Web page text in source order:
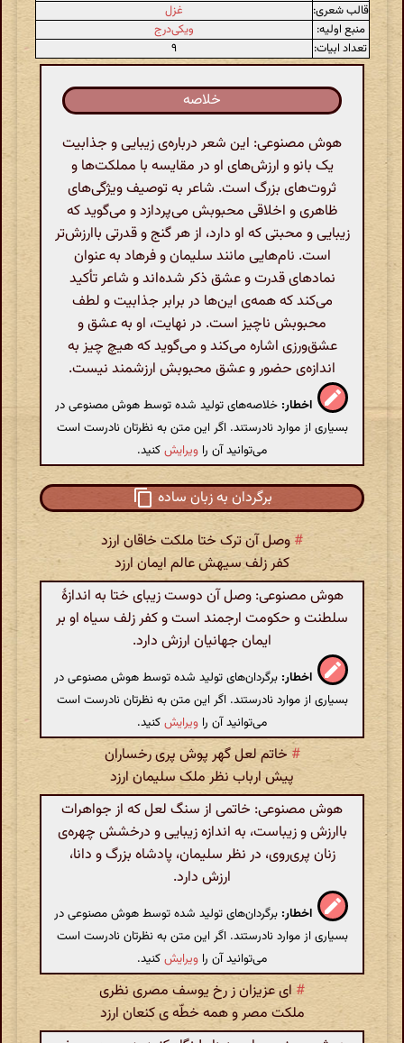
قالب شعری:
غزل
منبع اولیه:
ویکی‌درج
تعداد ابیات:
۹
خلاصه
هوش مصنوعی: این شعر درباره‌ی زیبایی و جذابیت
یک بانو و ارزش‌های او در مقایسه با مملکت‌ها و
ثروت‌های بزرگ است. شاعر به توصیف ویژگی‌های
ظاهری و اخلاقی محبوبش می‌پردازد و می‌گوید که
زیبایی و محبتی که او دارد، از هر گنج و قدرتی باارزش‌تر
است. نام‌هایی مانند سلیمان و فرهاد به عنوان
نمادهای قدرت و عشق ذکر شده‌اند و شاعر تأکید
می‌کند که همه‌ی این‌ها در برابر جذابیت و لطف
محبوبش ناچیز است. در نهایت، او به عشق و
عشق‌ورزی اشاره می‌کند و می‌گوید که هیچ چیز به
اندازه‌ی حضور و عشق محبوبش ارزشمند نیست.
اخطار: خلاصه‌های تولید شده توسط هوش مصنوعی در
بسیاری از موارد نادرستند. اگر این متن به نظرتان نادرست است
می‌توانید آن را ویرایشکنید.
برگردان به زبان ساده
#وصل آن ترک ختا ملکت خاقان ارزد
کفر زلف سیهش عالم ایمان ارزد
هوش مصنوعی: وصل آن دوست زیبای ختا به اندازهٔ
سلطنت و حکومت ارجمند است و کفر زلف سیاه او بر
ایمان جهانیان ارزش دارد.
اخطار: برگردان‌های تولید شده توسط هوش مصنوعی در
بسیاری از موارد نادرستند. اگر این متن به نظرتان نادرست است
می‌توانید آن را ویرایشکنید.
# خاتم لعل گهر پوش پری رخساران
پیش ارباب نظر ملک سلیمان ارزد
هوش مصنوعی: خاتمی از سنگ لعل که از جواهرات
باارزش و زیباست، به اندازه زیبایی و درخشش چهره‌ی
زنان پری‌روی، در نظر سلیمان، پادشاه بزرگ و دانا،
ارزش دارد.
اخطار: برگردان‌های تولید شده توسط هوش مصنوعی در
بسیاری از موارد نادرستند. اگر این متن به نظرتان نادرست است
می‌توانید آن را ویرایشکنید.
# ای عزیزان ز رخ یوسف مصری نظری
ملکت مصر و همه خطّه ی کنعان ارزد